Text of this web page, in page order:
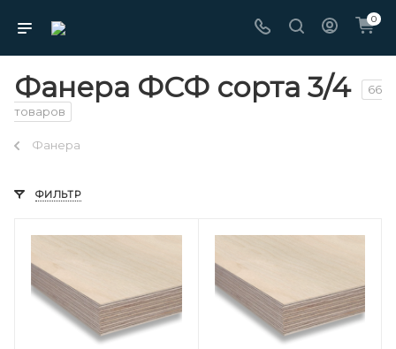
0
Фанера ФСФ сорта 3/4
66
товаров
Фанера
ФИЛЬТР